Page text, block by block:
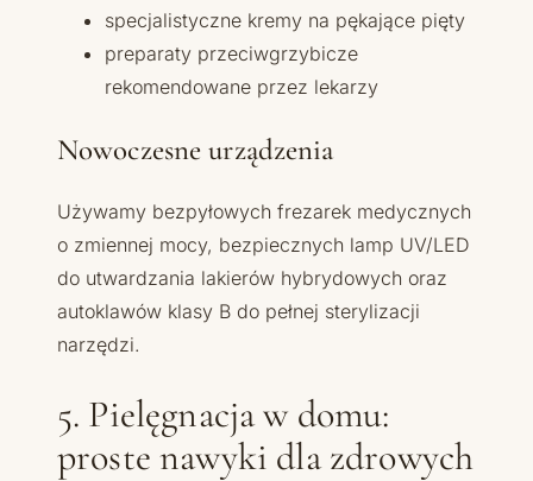
specjalistyczne kremy na pękające pięty
preparaty przeciwgrzybicze
rekomendowane przez lekarzy
Nowoczesne urządzenia
Używamy bezpyłowych frezarek medycznych
o zmiennej mocy, bezpiecznych lamp UV/LED
do utwardzania lakierów hybrydowych oraz
autoklawów klasy B do pełnej sterylizacji
narzędzi.
5. Pielęgnacja w domu:
proste nawyki dla zdrowych